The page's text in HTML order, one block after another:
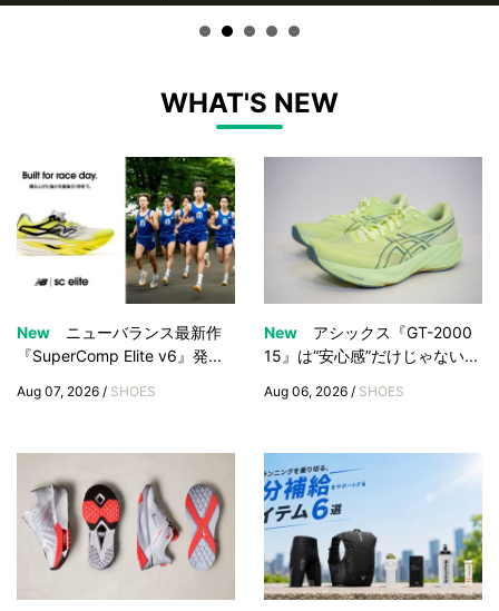
WHAT'S NEW
New
ニューバランス最新作
『SuperComp Elite v6』発...
Aug 07, 2026 / SHOES
New
アシックス『GT-2000
15』は“安心感”だけじゃない...
Aug 06, 2026 / SHOES